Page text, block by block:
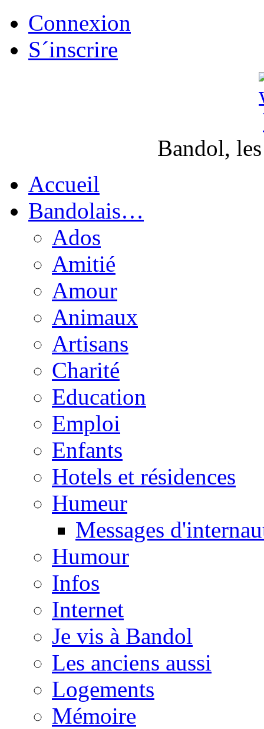
Connexion
S´inscrire
Bandol,
Accueil
Bandolais…
Ados
Amitié
Amour
Animaux
Artisans
Charité
Education
Emploi
Enfants
Hotels et résidences
Humeur
Messages
Humour
Infos
Internet
Je vis à Bandol
Les anciens aussi
Logements
Mémoire